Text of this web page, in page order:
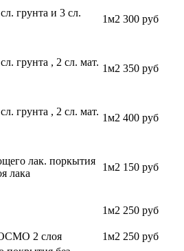
грунта и 3 сл.
1м2 300 руб
грунта , 2 сл. мат.
1м2 350 руб
грунта , 2 сл. мат.
1м2 400 руб
лак. поркытия
лака
1м2 150 руб
1м2 250 руб
ОСМО 2 слоя 1м2 250 руб